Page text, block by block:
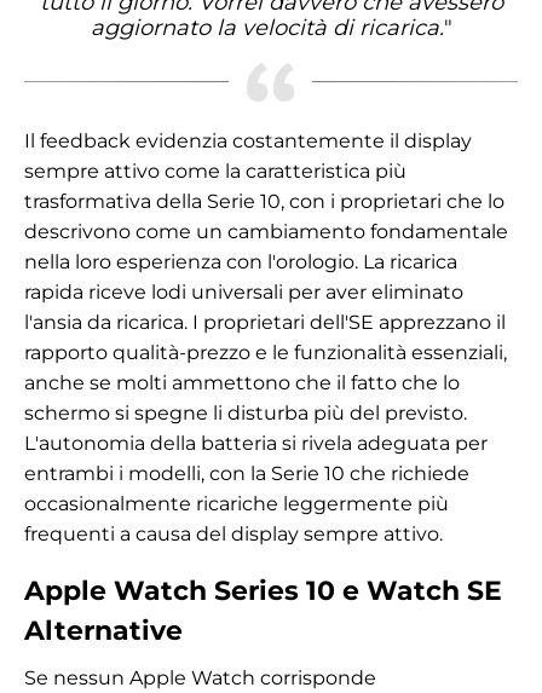
aggiornato la velocità di ricarica."
Il feedback evidenzia costantemente il display
sempre attivo come la caratteristica più
trasformativa della Serie 10, con i proprietari che lo
descrivono come un cambiamento fondamentale
nella loro esperienza con l'orologio. La ricarica
rapida riceve lodi universali per aver eliminato
l'ansia da ricarica. I proprietari dell'SE apprezzano il
rapporto qualità-prezzo e le funzionalità essenziali,
anche se molti ammettono che il fatto che lo
schermo si spegne li disturba più del previsto.
L'autonomia della batteria si rivela adeguata per
entrambi i modelli, con la Serie 10 che richiede
occasionalmente ricariche leggermente più
frequenti a causa del display sempre attivo.
Apple Watch Series 10 e Watch SE
Alternative
Se nessun Apple Watch corrisponde